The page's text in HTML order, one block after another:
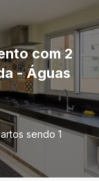
com 2
- Águas
sendo 1